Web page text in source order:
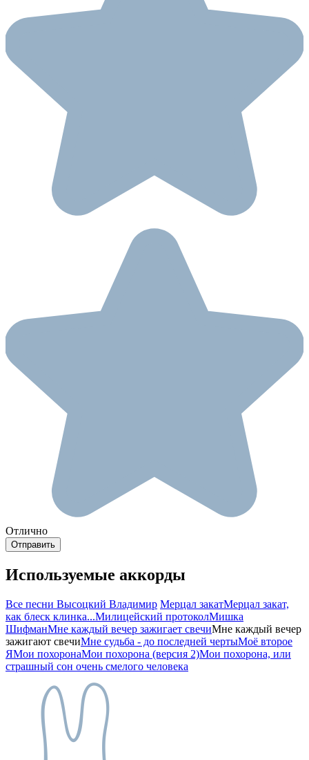
Отлично
Используемые аккорды
Все песни Высоцкий Владимир Мерцал закатМерцал закат,
как блеск клинка...Милицейский протоколМишка
ШифманМне каждый вечер зажигает свечиМне каждый вечер
зажигают свечиМне судьба - до последней чертыМоё второе
ЯМои похоронаМои похорона (версия 2)Мои похорона, или
страшный сон очень смелого человека